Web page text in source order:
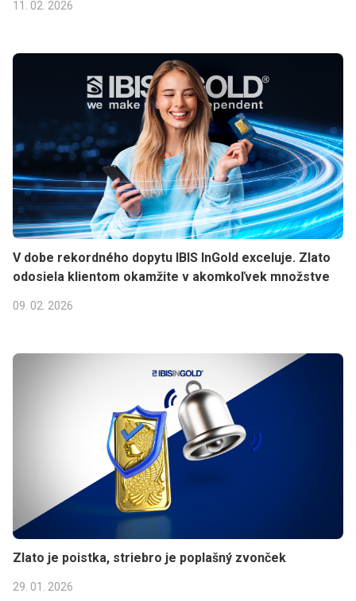
11. 02. 2026
V dobe rekordného dopytu IBIS InGold exceluje. Zlato
odosiela klientom okamžite v akomkoľvek množstve
09. 02. 2026
Zlato je poistka, striebro je poplašný zvonček
29. 01. 2026